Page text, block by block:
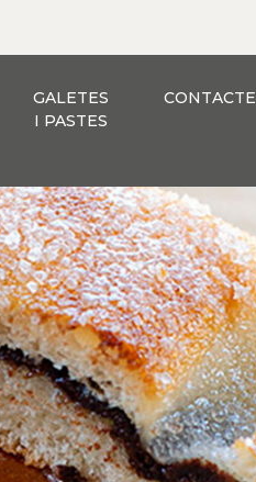
GALETES
I PASTES
CONTACTE